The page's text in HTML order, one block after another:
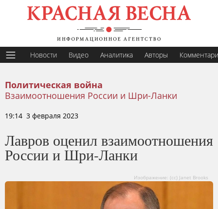
Новости Видео Аналитика Авторы
Политическая война
Взаимоотношения России и Шри-Ланки
19:14 3 февраля 2023
Лавров оценил взаимоотношения
России и Шри-Ланки
Изображение: (cc) Janet Brooks